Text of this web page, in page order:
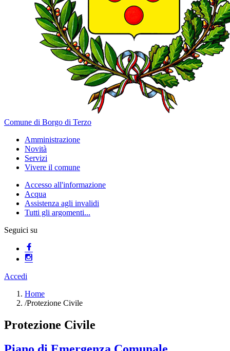
Comune di Borgo di Terzo
Amministrazione
Novità
Servizi
Vivere il comune
Accesso all'informazione
Acqua
Assistenza agli invalidi
Tutti gli argomenti...
Seguici su
Accedi
Home
/Protezione Civile
Protezione Civile